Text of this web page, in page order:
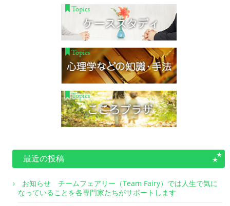
最近の投稿
お知らせ チームフェアリー（Team Fairy）では人生で気に
なっていることを各専門家たちがサポートします